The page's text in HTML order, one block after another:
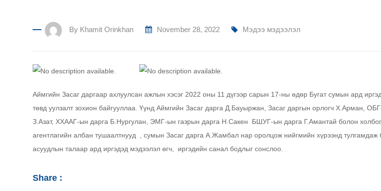
By Khamit Orinkhan November 28, 2022 Мэдээ мэдээлэл
Аймгийн Засаг даргаар ахлуулсан ажлын хэсэг 2022 оны 11 дүгээр сарын 17-ны өдөр Бугат сумын ард
төвд уулзалт зохион байгууллаа. Үүнд Аймгийн Засаг дарга Д.Бауыржан, Засаг даргын орлогч Х.Арман,
З.Азат, ХХААГ-ын дарга Б.Нургулан, ЭМГ-ын газрын дарга Н.Сакен БШУГ-ын дарга Г.Амантай болон
агентлагийн албан тушаалтнууд , сумын Засаг дарга А.Жамбал нар оролцож нийгмийн хүрээнд тулгамдаж
асуудлын талаар ард иргэдэд мэдээлэл өгч, иргэдийн санал бодлыг сонслоо.
Share :